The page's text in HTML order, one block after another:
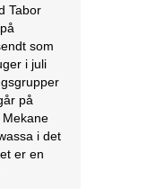
Tabor
som
i juli
på
i det
er en